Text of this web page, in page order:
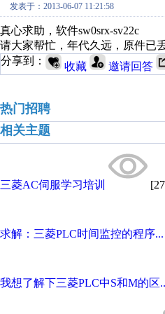
发表于：2013-06-07 11:21:58
真心求助，软件sw0srx-sv22c
请大家帮忙，年代久远，原件已
分享到：
收藏 邀请回答
热门招聘
相关主题
三菱AC伺服学习培训
求解：三菱PLC时间监控的程序...
我想了解下三菱PLC中S和M的区